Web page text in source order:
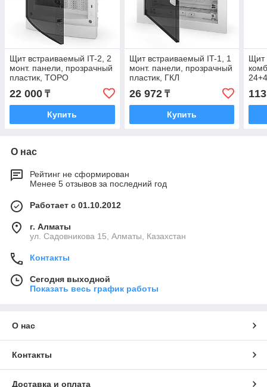
Щит встраиваемый IT-2, 2
монт. панели, прозрачный
пластик, TOPO
22 000 ₸
Купить
Щит встраиваемый IT-1, 1
монт. панели, прозрачный
пластик, ГКЛ
26 972₸
Купить
Щит
О нас
Рейтинг не сформирован
Менее 5 отзывов за последний год
Работает с 01.10.2012
г. Алматы
ул. Садовникова 15, Алматы, Казахстан
Контакты
Сегодня выходной
Показать весь график работы
О нас
Контакты
Доставка и оплата